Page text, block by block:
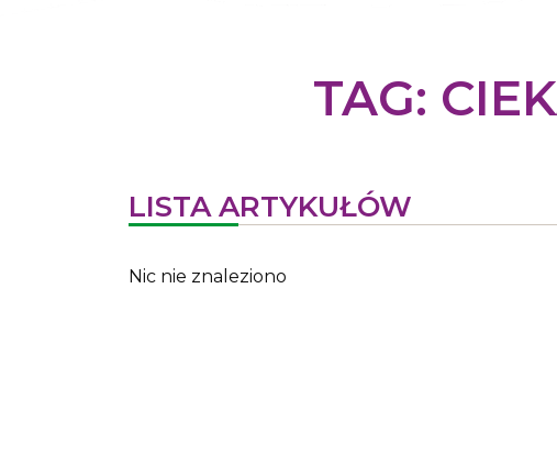
TAG:
LISTA ARTYKUŁÓW
Nic nie znaleziono